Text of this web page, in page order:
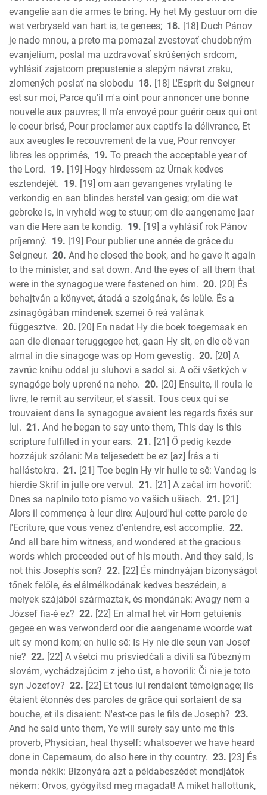
evangelie aan die armes te bring. Hy het My gestuur om die
wat verbryseld van hart is, te genees; 18. [18] Duch Pánov
je nado mnou, a preto ma pomazal zvestovať chudobným
evanjelium, poslal ma uzdravovať skrúšených srdcom,
vyhlásiť zajatcom prepustenie a slepým návrat zraku,
zlomených poslať na slobodu 18. [18] L'Esprit du Seigneur
est sur moi, Parce qu'il m'a oint pour annoncer une bonne
nouvelle aux pauvres; Il m'a envoyé pour guérir ceux qui ont
le coeur brisé, Pour proclamer aux captifs la délivrance, Et
aux aveugles le recouvrement de la vue, Pour renvoyer
libres les opprimés, 19. To preach the acceptable year of
the Lord. 19. [19] Hogy hirdessem az Úrnak kedves
esztendejét. 19. [19] om aan gevangenes vrylating te
verkondig en aan blindes herstel van gesig; om die wat
gebroke is, in vryheid weg te stuur; om die aangename jaar
van die Here aan te kondig. 19. [19] a vyhlásiť rok Pánov
príjemný. 19. [19] Pour publier une année de grâce du
Seigneur. 20. And he closed the book, and he gave it again
to the minister, and sat down. And the eyes of all them that
were in the synagogue were fastened on him. 20. [20] És
behajtván a könyvet, átadá a szolgának, és leüle. És a
zsinagógában mindenek szemei ő reá valának
függesztve. 20. [20] En nadat Hy die boek toegemaak en
aan die dienaar teruggegee het, gaan Hy sit, en die oë van
almal in die sinagoge was op Hom gevestig. 20. [20] A
zavrúc knihu oddal ju sluhovi a sadol si. A oči všetkých v
synagóge boly uprené na neho. 20. [20] Ensuite, il roula le
livre, le remit au serviteur, et s'assit. Tous ceux qui se
trouvaient dans la synagogue avaient les regards fixés sur
lui. 21. And he began to say unto them, This day is this
scripture fulfilled in your ears. 21. [21] Ő pedig kezde
hozzájuk szólani: Ma teljesedett be ez [az] Írás a ti
hallástokra. 21. [21] Toe begin Hy vir hulle te sê: Vandag is
hierdie Skrif in julle ore vervul. 21. [21] A začal im hovoriť:
Dnes sa naplnilo toto písmo vo vašich ušiach. 21. [21]
Alors il commença à leur dire: Aujourd'hui cette parole de
l'Ecriture, que vous venez d'entendre, est accomplie. 22.
And all bare him witness, and wondered at the gracious
words which proceeded out of his mouth. And they said, Is
not this Joseph's son? 22. [22] És mindnyájan bizonyságot
tőnek felőle, és elálmélkodának kedves beszédein, a
melyek szájából származtak, és mondának: Avagy nem a
József fia-é ez? 22. [22] En almal het vir Hom getuienis
gegee en was verwonderd oor die aangename woorde wat
uit sy mond kom; en hulle sê: Is Hy nie die seun van Josef
nie? 22. [22] A všetci mu prisviedčali a divili sa ľúbezným
slovám, vychádzajúcim z jeho úst, a hovorili: Či nie je toto
syn Jozefov? 22. [22] Et tous lui rendaient témoignage; ils
étaient étonnés des paroles de grâce qui sortaient de sa
bouche, et ils disaient: N'est-ce pas le fils de Joseph? 23.
And he said unto them, Ye will surely say unto me this
proverb, Physician, heal thyself: whatsoever we have heard
done in Capernaum, do also here in thy country. 23. [23] És
monda nékik: Bizonyára azt a példabeszédet mondjátok
nékem: Orvos, gyógyítsd meg magadat! A miket hallottunk,